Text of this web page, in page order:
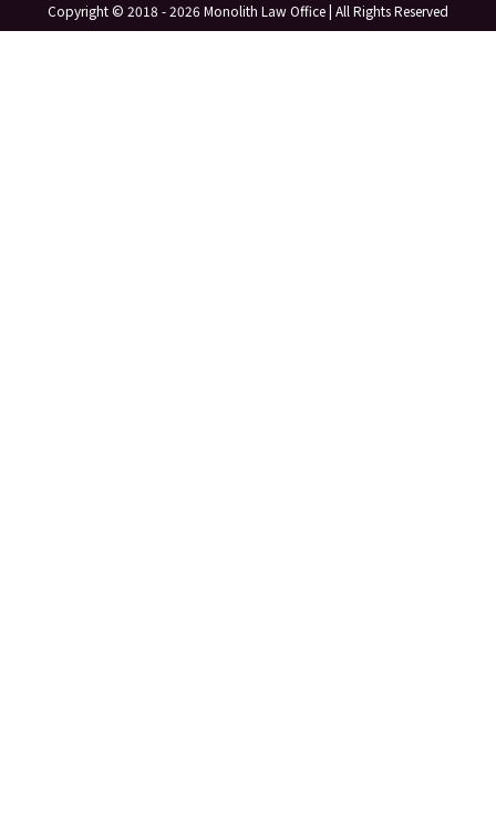
Copyright © 2018 - 2026 Monolith Law Office | All Rights Reserved